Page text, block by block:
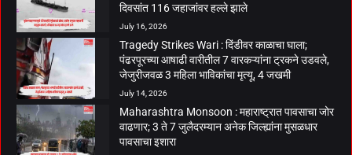
दिवसांत 116 जहाजांवर हल्ले झाले
July 16, 2026
Tragedy Strikes Wari : दिंडीवर काळाचा घाला;
पंढरपूरच्या आषाढी वारीतील 7 वारकऱ्यांना ट्रकने उडवले,
जेजुरीजवळ 3 महिला भाविकांचा मृत्यू, 4 जखमी
July 14, 2026
Maharashtra Monsoon : महाराष्ट्रात पावसाचा जोर
वाढणार; 3 ते 7 जुलैदरम्यान अनेक जिल्ह्यांना मुसळधार
पावसाचा इशारा